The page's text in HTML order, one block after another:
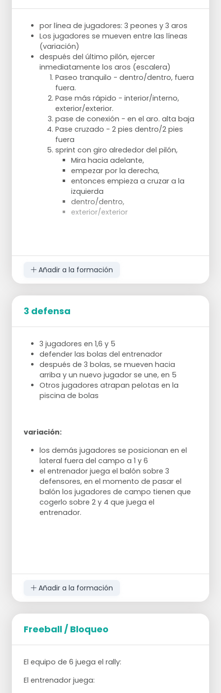
por línea de jugadores: 3 peones y 3 aros
Los jugadores se mueven entre las líneas
(variación)
después del último pilón, ejercer
inmediatamente los aros (escalera)
Paseo tranquilo - dentro/dentro, fuera
fuera.
Pase más rápido - interior/interno,
exterior/exterior.
pase de conexión - en el aro. alta baja
Pase cruzado - 2 pies dentro/2 pies
fuera
sprint con giro alrededor del pilón,
Mira hacia adelante,
empezar por la derecha,
entonces empieza a cruzar a la
izquierda
dentro/dentro,
exterior/exterior
Añadir a la formación
3 defensa
3 jugadores en 1,6 y 5
defender las bolas del entrenador
después de 3 bolas, se mueven hacia
arriba y un nuevo jugador se une, en 5
Otros jugadores atrapan pelotas en la
piscina de bolas
variación:
los demás jugadores se posicionan en el
lateral fuera del campo a 1 y 6
el entrenador juega el balón sobre 3
defensores, en el momento de pasar el
balón los jugadores de campo tienen que
cogerlo sobre 2 y 4 que juega el
entrenador.
Añadir a la formación
Freeball / Bloqueo
El equipo de 6 juega el rally:
El entrenador juega: